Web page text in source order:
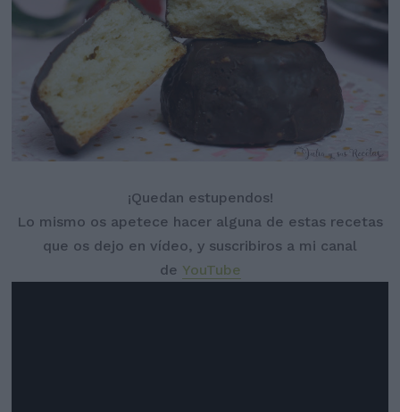
¡Quedan estupendos!
Lo mismo os apetece hacer alguna de estas recetas
que os dejo en vídeo, y suscribiros a mi canal
de YouTube